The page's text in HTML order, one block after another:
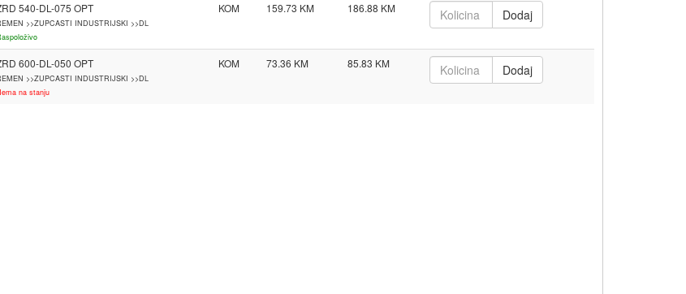
540-DL-075 OPT
>>ZUPCASTI INDUSTRIJSKI >>DL
KOM 159.73 186.88
600-DL-050 OPT
>>ZUPCASTI INDUSTRIJSKI >>DL
na stanju
KOM 73.36 85.83